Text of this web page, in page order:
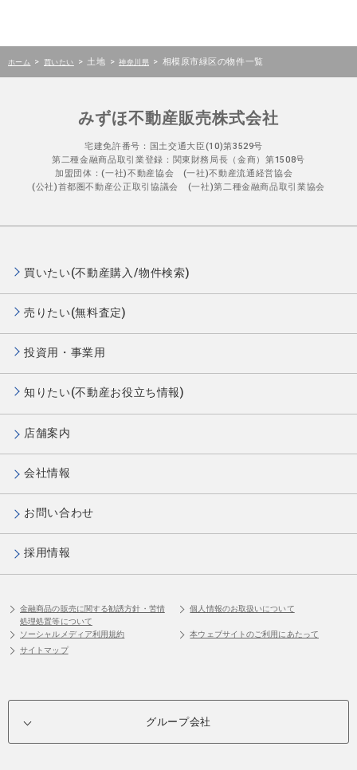
ホーム > 買いたい > 土地 > 神奈川県 > 相模原市緑区の物件一覧
みずほ不動産販売株式会社
宅建免許番号：国土交通大臣(10)第3529号
第二種金融商品取引業登録：関東財務局長（金商）第1508号
加盟団体：(一社)不動産協会 (一社)不動産流通経営協会
(公社)首都圏不動産公正取引協議会 (一社)第二種金融商品取引業協会
買いたい(不動産購入/物件検索)
売りたい(無料査定)
投資用・事業用
知りたい(不動産お役立ち情報)
店舗案内
会社情報
お問い合わせ
採用情報
金融商品の販売に関する勧誘方針・苦情
処理処置等について
個人情報のお取扱いについて
ソーシャルメディア利用規約
本ウェブサイトのご利用にあたって
サイトマップ
グループ会社